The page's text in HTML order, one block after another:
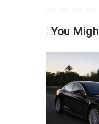
You